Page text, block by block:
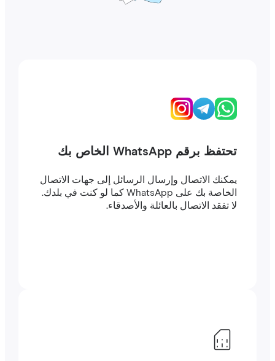
تحتفظ برقم WhatsApp الخاص بك
يمكنك الاتصال وإرسال الرسائل إلى جهات الاتصال
الخاصة بك على WhatsApp كما لو كنت في بلدك.
لا تفقد الاتصال بالعائلة والأصدقاء.